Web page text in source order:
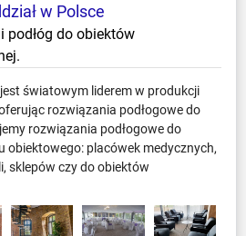
w Polsce
podłóg do obiektów
światowym liderem w produkcji
rozwiązania podłogowe do
rozwiązania podłogowe do
obiektowego: placówek medycznych,
sklepów czy do obiektów